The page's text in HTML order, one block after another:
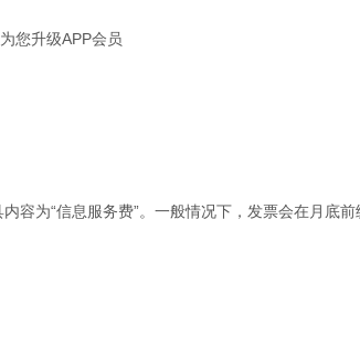
您升级APP会员
为“信息服务费”。一般情况下，发票会在月底前